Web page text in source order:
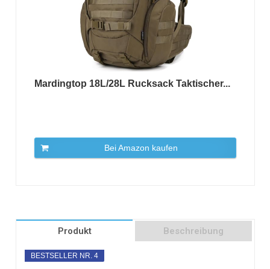
Mardingtop 18L/28L Rucksack Taktischer...
Bei Amazon kaufen
Produkt Beschreibung
BESTSELLER NR. 4